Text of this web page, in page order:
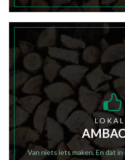
Van niets iets maken. En dat